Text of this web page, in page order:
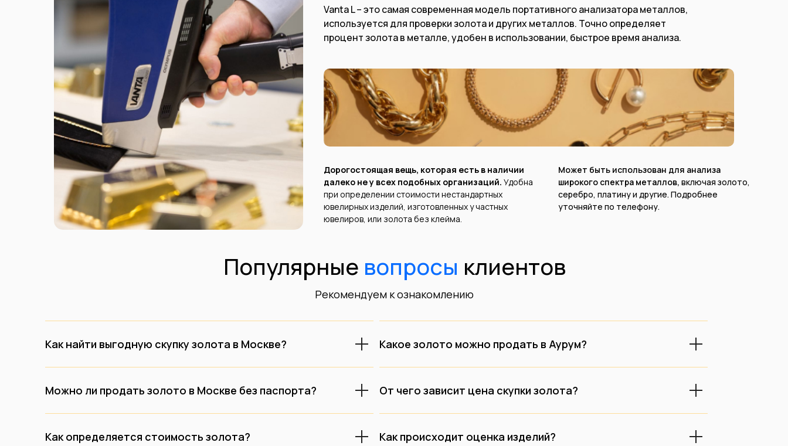
Vanta L – это самая современная модель портативного анализатора металлов,
используется для проверки золота и других металлов. Точно определяет
процент золота в металле, удобен в использовании, быстрое время анализа.
Дорогостоящая вещь, которая есть в наличии
далеко не у всех подобных организаций. Удобна
при определении стоимости нестандартных
ювелирных изделий, изготовленных у частных
ювелиров, или золота без клейма.
Может быть использован для анализа
широкого спектра металлов, включая золото,
серебро, платину и другие. Подробнее
уточняйте по телефону.
Популярные вопросы клиентов
Рекомендуем к ознакомлению
Как найти выгодную скупку золота в Москве? Какое золото можно продать в Аурум?
Можно ли продать золото в Москве без паспорта? От чего зависит цена скупки золота?
Как определяется стоимость золота? Как происходит оценка изделий?